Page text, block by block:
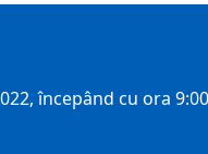
începând cu ora